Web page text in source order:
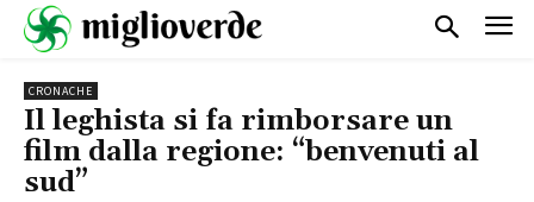
CRONACHE
Il leghista si fa rimborsare un
film dalla regione: “benvenuti al
sud”